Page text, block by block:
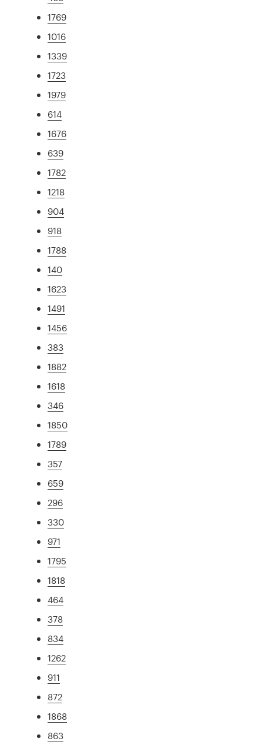
1769
1016
1339
1723
1979
614
1676
639
1782
1218
904
918
1788
140
1623
1491
1456
383
1882
1618
346
1850
1789
357
659
296
330
971
1795
1818
464
378
834
1262
911
872
1868
863